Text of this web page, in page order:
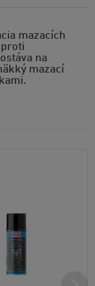
mazacích
na
mazací